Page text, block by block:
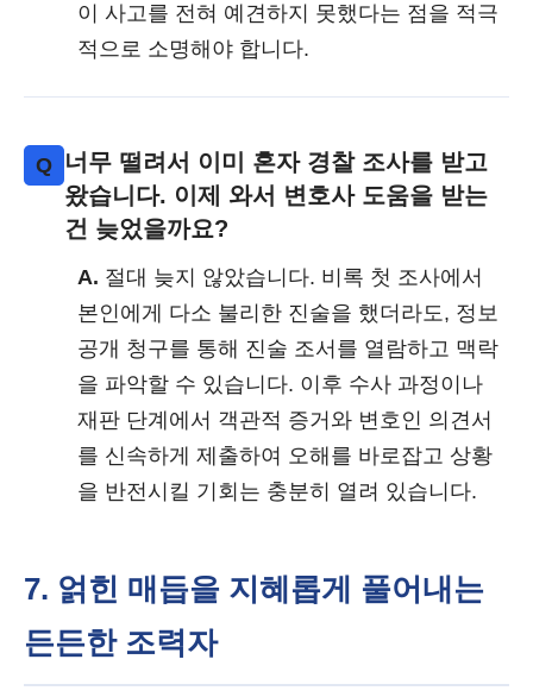
이 사고를 전혀 예견하지 못했다는 점을 적극
적으로 소명해야 합니다.
Q 너무 떨려서 이미 혼자 경찰 조사를 받고
왔습니다. 이제 와서 변호사 도움을 받는
건 늦었을까요?
A. 절대 늦지 않았습니다. 비록 첫 조사에서
본인에게 다소 불리한 진술을 했더라도, 정보
공개 청구를 통해 진술 조서를 열람하고 맥락
을 파악할 수 있습니다. 이후 수사 과정이나
재판 단계에서 객관적 증거와 변호인 의견서
를 신속하게 제출하여 오해를 바로잡고 상황
을 반전시킬 기회는 충분히 열려 있습니다.
7. 얽힌 매듭을 지혜롭게 풀어내는
든든한 조력자